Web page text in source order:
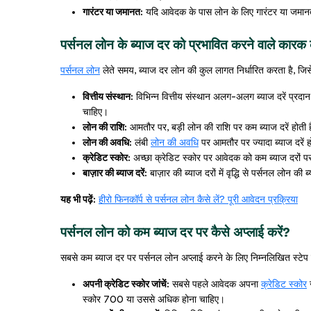
गारंटर या जमानत: यदि आवेदक के पास लोन के लिए गारंटर या
पर्सनल लोन के ब्याज दर को प्रभावित करने वाले
पर्सनल लोन लेते समय, ब्याज दर लोन की कुल लागत निर्धारित करता है,
वित्तीय संस्थान: विभिन्न वित्तीय संस्थान अलग-अलग ब्याज दरें
चाहिए।
लोन की राशि: आमतौर पर, बड़ी लोन की राशि पर कम ब्याज दरें होती
लोन की अवधि: लंबी लोन की अवधिपर आमतौर पर ज्यादा ब्याज दरें
क्रेडिट स्कोर: अच्छा क्रेडिट स्कोर पर आवेदक को कम ब्याज दरों
बाज़ार की ब्याज दरें: बाज़ार की ब्याज दरों में वृद्धि से पर्सनल लोन
यह भी पढ़ें: हीरो फिनकॉर्प से पर्सनल लोन कैसे लें? पूरी आवेदन प्रक्रिया
पर्सनल लोन को कम ब्याज दर पर कैसे अप्लाई करें?
सबसे कम ब्याज दर पर पर्सनल लोन अप्लाई करने के लिए निम्नलिखित
अपनी क्रेडिट स्कोर जांचें: सबसे पहले आवेदक अपना क्रेडिट स्कोर
स्कोर 700 या उससे अधिक होना चाहिए।